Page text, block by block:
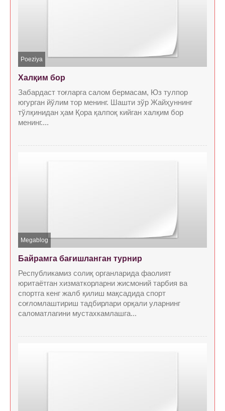
Poeziya
Xалқим бор
Забардаст тоғларга салом бермасам, Юз тулпор
югурган йўлим тор менинг. Шашти зўр Жайҳуннинг
тўлқинидан ҳам Қора қалпоқ кийган xалқим бор
менинг....
Megablog
Байрамга бағишланган турнир
Республикамиз солиқ органларида фаолият
юритаётган хизматкорларни жисмоний тарбия ва
спортга кенг жалб қилиш мақсадида спорт
соғломлаштириш тадбирлари орқали уларнинг
саломатлагини мустахкамлашга...